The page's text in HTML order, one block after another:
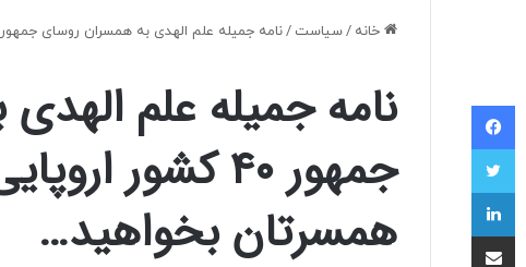
خانه /سیاست /نامه جمیله علم الهدی به همسران روسای جمهور ۴۰ کشور اروپایی/سرکار خانم، لطفا از همسرتان بخواهید…
نامه جمیله علم
جمهور ۴۰ کشور
همسرتان بخواهید…